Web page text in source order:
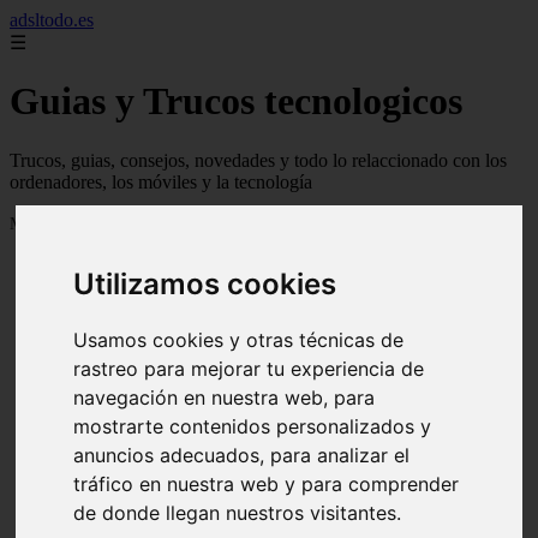
Utilizamos cookies
Usamos cookies y otras técnicas de
rastreo para mejorar tu experiencia de
navegación en nuestra web, para
mostrarte contenidos personalizados y
anuncios adecuados, para analizar el
tráfico en nuestra web y para comprender
de donde llegan nuestros visitantes.
adsltodo.es
☰
Guias y Trucos tecnologicos
Trucos, guias, consejos, novedades y todo lo relaccionado con los
ordenadores, los móviles y la tecnología
Mostrando 1 - 24 de 148 artículos
Newskill Kitsune Review 【Análisis en Español】